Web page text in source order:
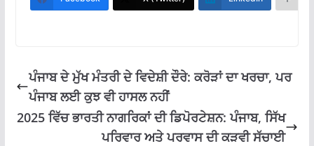
k p
ਪੰਜਾਬ ਦੇ ਮੁੱਖ ਮੰਤਰੀ ਦੇ ਵਿਦੇਸ਼ੀ ਦੌਰੇ: ਕਰੋੜਾਂ ਦਾ ਖਰਚਾ, ਪਰ
ਪੰਜਾਬ ਲਈ ਕੁਝ ਵੀ ਹਾਸਲ ਨਹੀਂ
2025 ਵਿੱਚ ਭਾਰਤੀ ਨਾਗਰਿਕਾਂ ਦੀ ਡਿਪੋਰਟੇਸ਼ਨ: ਪੰਜਾਬ, ਸਿੱਖ
ਪਰਿਵਾਰ ਅਤੇ ਪਰਵਾਸ ਦੀ ਕੜਵੀ ਸੱਚਾਈ